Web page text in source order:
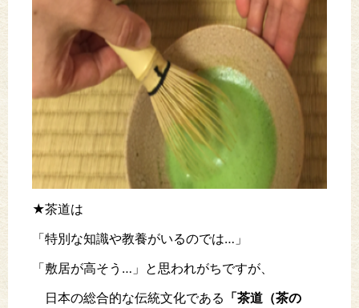
★茶道は
「特別な知識や教養がいるのでは…」
「敷居が高そう…」と思われがちですが、
日本の総合的な伝統文化である 「茶道（茶の